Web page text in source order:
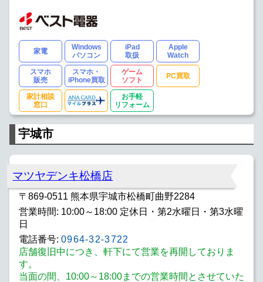
家電
Windows
パソコン
iPad
取扱
Apple
Watch
スマホ
販売
スマホ・
iPhone買取
ゲーム
ソフト
PC買取
家計相談
窓口
お手軽
リフォーム
宇城市
マツヤデンキ松橋店
〒869-0511 熊本県宇城市松橋町曲野2284
営業時間: 10:00～18:00 定休日・第2水曜日・第3水曜
日
電話番号: 0964-32-3722
店舗復旧中につき、軒下にて営業を再開しておりま
す。
当面の間、10:00～18:00までの営業時間とさせていた